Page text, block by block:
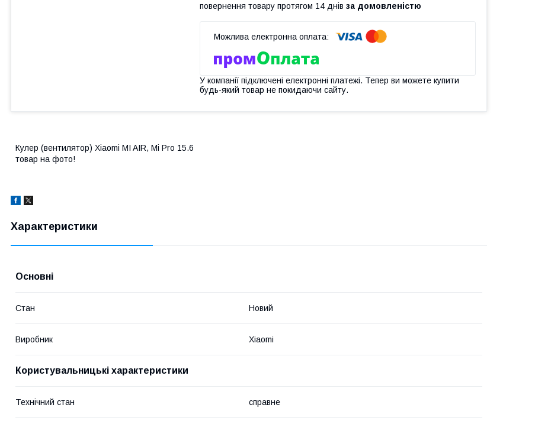
повернення товару протягом 14 днів за домовленістю
У компанії підключені електронні платежі. Тепер ви можете купити
будь-який товар не покидаючи сайту.
Кулер (вентилятор) Xiaomi MI AIR, Mi Pro 15.6
товар на фото!
Характеристики
Основні
Стан Новий
Виробник Xiaomi
Користувальницькі характеристики
Технічний стан справне